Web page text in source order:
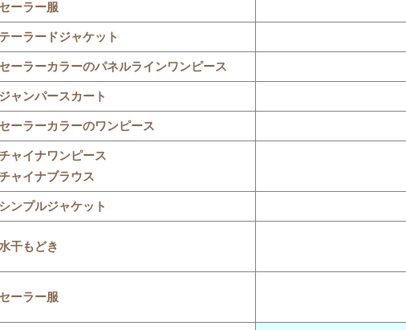
セーラー服
テーラードジャケット
セーラーカラーのパネルラインワンピース
ジャンパースカート
セーラーカラーのワンピース
ャイナワンピース
ャイナブラウス
シンプルジャケット
水干もどき
セーラー服